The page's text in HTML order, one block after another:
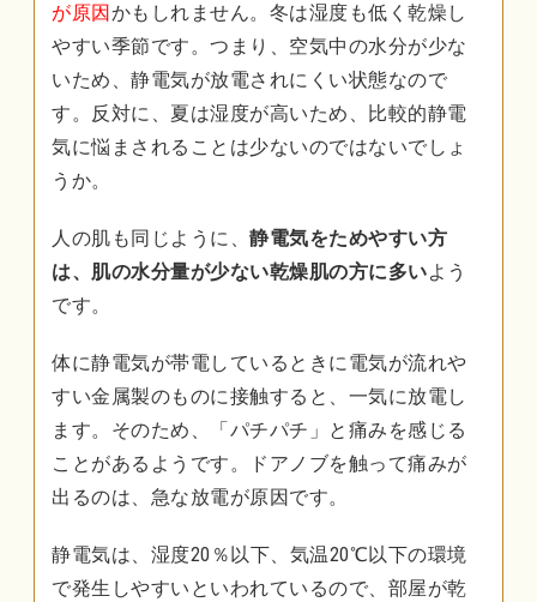
が原因かもしれません。冬は湿度も低く乾燥し
やすい季節です。つまり、空気中の水分が少な
いため、静電気が放電されにくい状態なので
す。反対に、夏は湿度が高いため、比較的静電
気に悩まされることは少ないのではないでしょ
うか。
人の肌も同じように、 静電気をためやすい方
は、肌の水分量が少ない乾燥肌の方に多いよう
です。
体に静電気が帯電しているときに電気が流れや
すい金属製のものに接触すると、一気に放電し
ます。そのため、「パチパチ」と痛みを感じる
ことがあるようです。ドアノブを触って痛みが
出るのは、急な放電が原因です。
静電気は、湿度20％以下、気温20℃以下の環境
で発生しやすいといわれているので、部屋が乾